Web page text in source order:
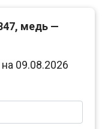
медь —
09.08.2026